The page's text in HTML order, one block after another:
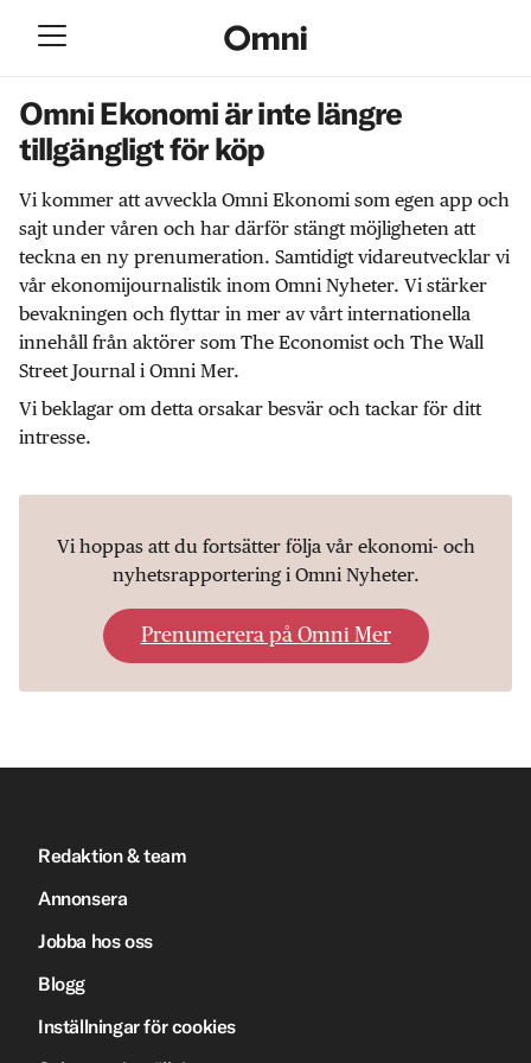
Omni Ekonomi är inte längre
tillgängligt för köp
Vi kommer att avveckla Omni Ekonomi som egen app och
sajt under våren och har därför stängt möjligheten att
teckna en ny prenumeration. Samtidigt vidareutvecklar vi
vår ekonomijournalistik inom Omni Nyheter. Vi stärker
bevakningen och flyttar in mer av vårt internationella
innehåll från aktörer som The Economist och The Wall
Street Journal i Omni Mer.
Vi beklagar om detta orsakar besvär och tackar för ditt
intresse.
Vi hoppas att du fortsätter följa vår ekonomi- och
nyhetsrapportering i Omni Nyheter.
Prenumerera på Omni Mer
Redaktion & team
Annonsera
Jobba hos oss
Blogg
Inställningar för cookies